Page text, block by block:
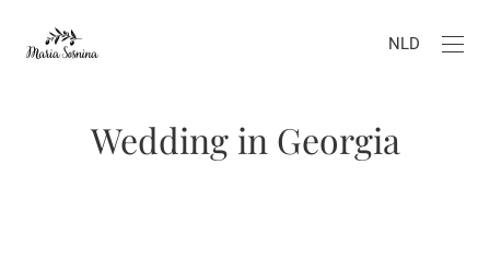
NLD
Wedding in Georgia